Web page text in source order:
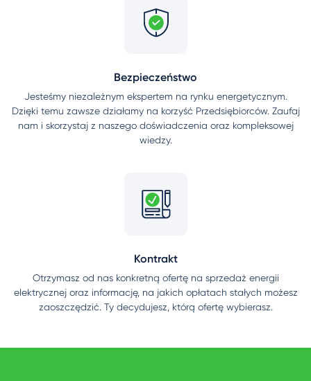
Bezpieczeństwo
Jesteśmy niezależnym ekspertem na rynku energetycznym.
Dzięki temu zawsze działamy na korzyść Przedsiębiorców. Zaufaj
nam i skorzystaj z naszego doświadczenia oraz kompleksowej
wiedzy.
Kontrakt
Otrzymasz od nas konkretną ofertę na sprzedaż energii
elektrycznej oraz informację, na jakich opłatach stałych możesz
zaoszczędzić. Ty decydujesz, którą ofertę wybierasz.